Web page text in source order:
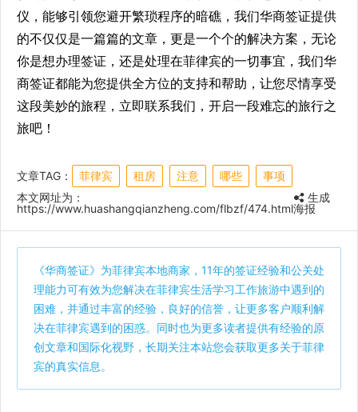
仪，能够引领您避开繁琐程序的暗礁，我们华商签证提供
的不仅仅是一篇篇的文章，更是一个个的解决方案，无论
你是想办理签证，还是处理在菲律宾的一切事宜，我们华
商签证都能为您提供全方位的支持和帮助，让您尽情享受
这段美妙的旅程，立即联系我们，开启一段难忘的旅行之
旅吧！
文章TAG： 菲律宾 租房 注意 哪些
事项
本文网址为：
https://www.huashangqianzheng.com/flbzf/474.html
生成
海报
《华商签证》为菲律宾本地商家，11年的签证经验和公关处
理能力可有效为您解决在菲律宾生活学习工作旅游中遇到的
困难，并通过丰富的经验，良好的信誉，让更多客户顺利解
决在菲律宾遇到的困惑。同时也为更多读者提供有经验的原
创文章和国际化视野，长期关注本站您会获取更多关于菲律
宾的真实信息。